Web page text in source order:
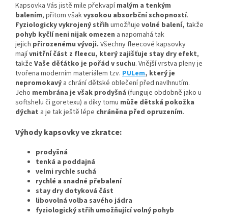
Kapsovka Vás jistě mile překvapímalým a tenkým
balením, přitom všakvysokou absorbční schopností.
Fyziologicky vykrojený střih umožňuje volné balení, takže
pohyb kyčlí neni nijak omezen a napomahá tak
jejich přirozenému vývoji. Všechny fleecové kapsovky
majívnitřní část z fleecu, který zajišťuje stay dry efekt,
takže Vaše děťátko je pořád v suchu. Vnější vrstva pleny je
tvořena moderním materiálem tzv. PULem, který je
nepromokavý a chrání dětské oblečení před navlhnutím.
Jeho membrána je však prodyšná (funguje obdobně jako u
softshelu či goretexu) a díky tomu může dětská pokožka
dýchat a je tak ještě lépe chráněna před opruzením.
Výhody kapsovky ve zkratce:
prodyšná
tenká a poddajná
velmi rychle suchá
rychlé a snadné přebalení
stay dry dotyková část
libovolná volba savého jádra
fyziologický střih umožňující volný pohyb